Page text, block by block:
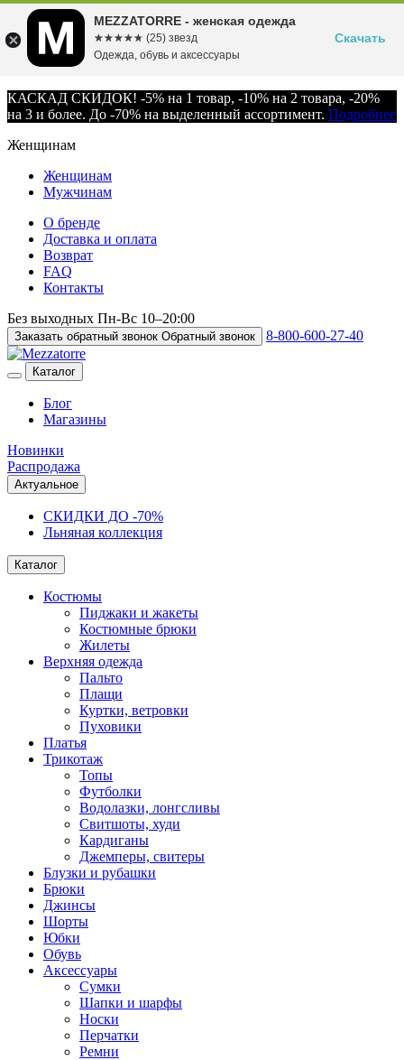
КАСКАД СКИДОК! -5% на 1 товар, -10% на 2 товара, -20%
на 3 и более. До -70% на выделенный ассортимент. Подробнее
Женщинам
Женщинам
Мужчинам
О бренде
Доставка и оплата
Возврат
FAQ
Контакты
Без выходных Пн-Вс 10–20:00
Заказать обратный звонок Обратный звонок 8-800-600-27-40
Каталог
Блог
Магазины
Новинки
Распродажа
Актуальное
СКИДКИ ДО -70%
Льняная коллекция
Каталог
Костюмы
Пиджаки и жакеты
Костюмные брюки
Жилеты
Верхняя одежда
Пальто
Плащи
Куртки, ветровки
Пуховики
Платья
Трикотаж
Топы
Футболки
Водолазки, лонгсливы
Свитшоты, худи
Кардиганы
Джемперы, свитеры
Блузки и рубашки
Брюки
Джинсы
Шорты
Юбки
Обувь
Аксессуары
Сумки
Шапки и шарфы
Носки
Перчатки
Ремни
MEZZATORRE - женская одежда
☆☆☆☆☆
★★★★★ (25) звезд
Одежда, обувь и аксессуары
Скачать